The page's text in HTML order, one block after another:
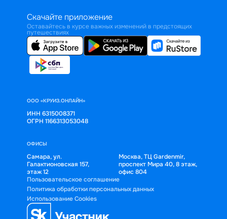
Скачайте приложение
Оставайтесь в курсе важных изменений в предстоящих
путешествиях
ООО «КРУИЗ.ОНЛАЙН»
ИНН 6315008371
ОГРН 1166313053048
ОФИСЫ
Самара, ул.
Галактионовская 157,
этаж 12
Москва, ТЦ Gardenmir,
проспект Мира 40, 8 этаж,
офис 804
Пользовательское соглашение
Политика обработки персональных данных
Использование Cookies